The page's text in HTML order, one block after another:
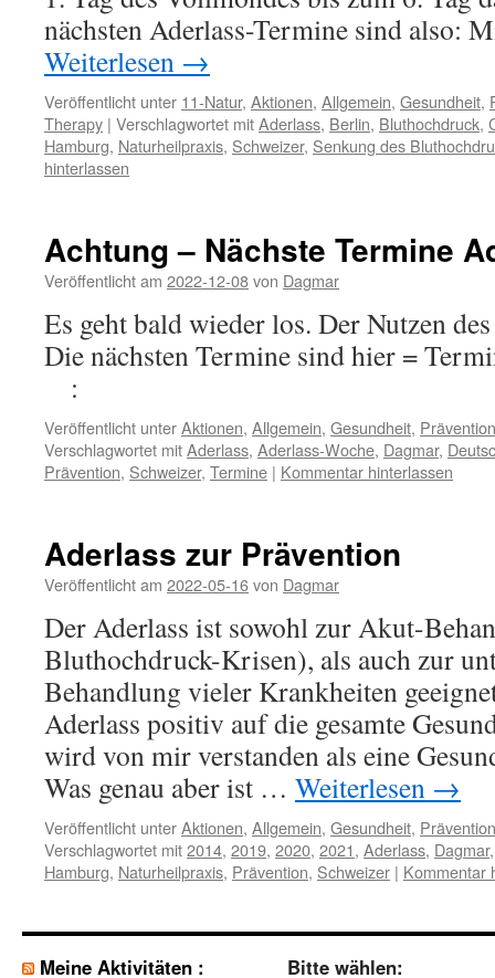
nächsten Aderlass-Termine sind also:
Weiterlesen →
Veröffentlicht unter 11-Natur, Aktionen, Allgemein, Gesundheit,
Therapy | Verschlagwortet mitAderlass, Berlin, Bluthochdruck,
Hamburg, Naturheilpraxis, Schweizer, Senkung des
hinterlassen
Achtung – Nächste Termine
Veröffentlicht am 2022-12-08von Dagmar
Es geht bald wieder los. Der Nutzen
Die nächsten Termine sind hier =
:
Veröffentlicht unterAktionen, Allgemein, Gesundheit, Prävention
Verschlagwortet mitAderlass, Aderlass-Woche, Dagmar,
Prävention, Schweizer, Termine | Kommentar hinterlassen
Aderlass zur Prävention
Veröffentlicht am 2022-05-16von Dagmar
Der Aderlass ist sowohl zur Akut-
Bluthochdruck-Krisen), als auch zur
Behandlung vieler Krankheiten
Aderlass positiv auf die gesamte
wird von mir verstanden als eine
Was genau aber ist … Weiterlesen →
Veröffentlicht unterAktionen, Allgemein, Gesundheit, Prävention
Verschlagwortet mit2014, 2019, 2020, 2021, Aderlass, Dagmar
Hamburg, Naturheilpraxis, Prävention, Schweizer | Kommentar
Meine Aktivitäten : Bitte wählen: